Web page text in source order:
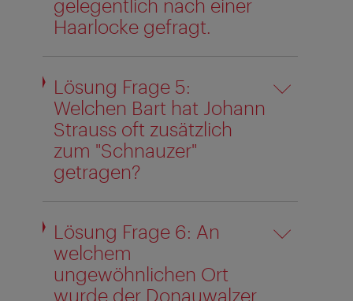
gelegentlich nach einer
Haarlocke gefragt.
Lösung Frage 5:
Welchen Bart hat Johann
Strauss oft zusätzlich
zum "Schnauzer"
getragen?
Lösung Frage 6: An
welchem
ungewöhnlichen Ort
wurde der Donauwalzer